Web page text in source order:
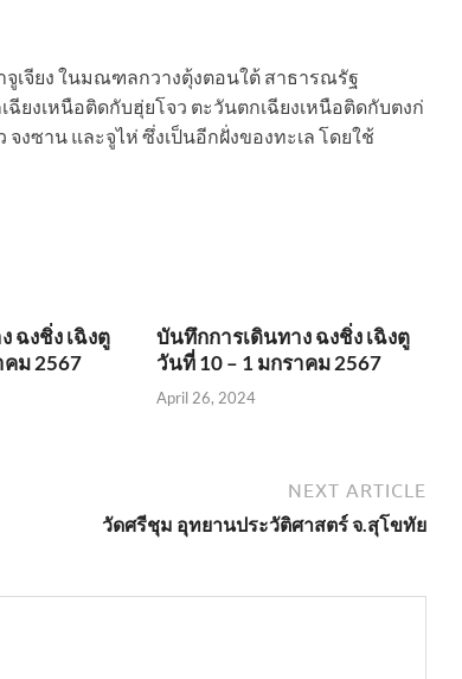
จูเจียง ในมณฑลกวางตุ้งตอนใต้ สาธารณรัฐ
ยงเหนือติดกับฮุ่ยโจว ตะวันตกเฉียงเหนือติดกับตงก่
งซาน และจูไห่ ซึ่งเป็นอีกฝั่งของทะเล โดยใช้
ฉงชิ่ง เฉิงตู
คม 2567
บันทึกการเดินทาง ฉงชิ่ง เฉิงตู
วันที่ 10 – 1 มกราคม 2567
April 26, 2024
NEXT ARTICLE
วัดศรีชุม อุทยานประวัติศาสตร์ จ.สุโขทัย